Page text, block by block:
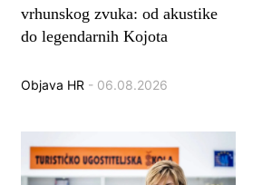
vrhunskog zvuka: od akustike
do legendarnih Kojota
Objava HR - 06.08.2026